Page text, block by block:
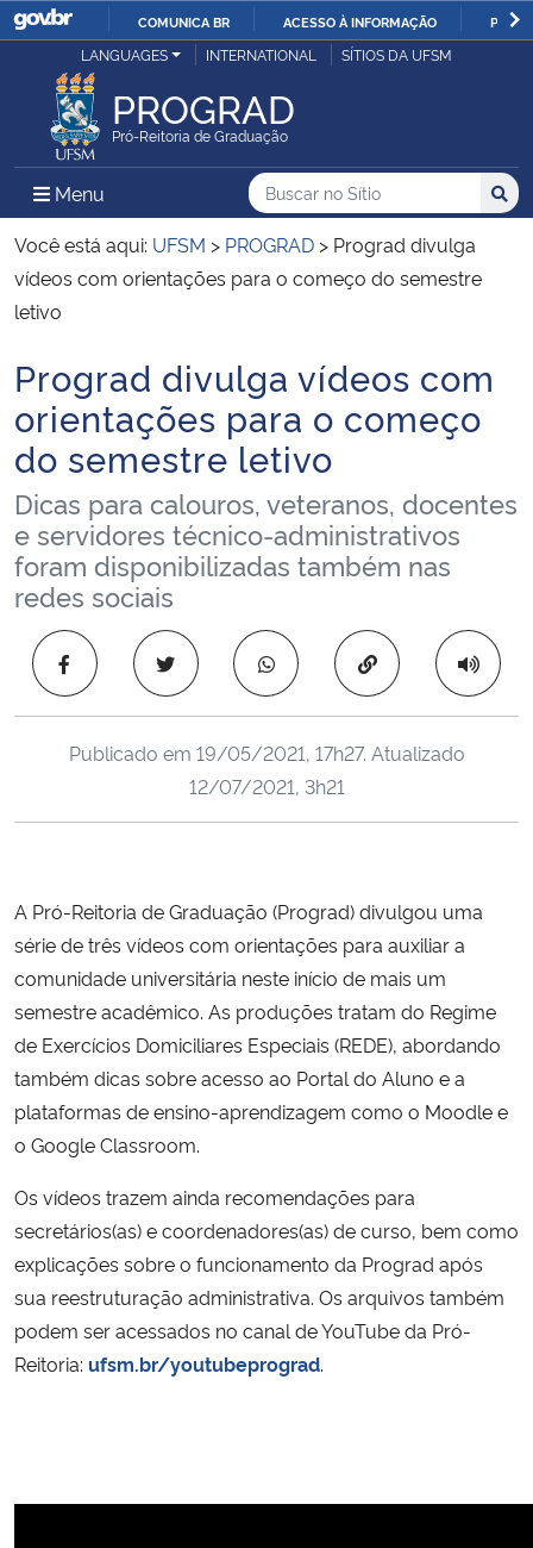
IR
O
COMUNICA BR ACESSO À INFORMAÇÃO
Ministério da Justiça e Segurança Pública
Ministério da Defesa
Ministério das Relações Exteriores
Ministério da Economia
Ministério da Infraestrutura
Ministério da Agricultura, Pecuária e Abastecimento
Ministério da Educação
Ministério da Cidadania
Ministério de Minas e Energia
Ministério da Ciência, Tecnologia, Inovações e Comunicações
Ministério da Mulher, da Família e dos Direitos Humanos
Secretaria-Geral
Advocacia-Geral da União
Banco Central do Brasil
LANGUAGES INTERNATIONAL SÍTIOS DA UFSM
PROGRAD
Pró-Reitoria de Graduação
Menu Menu Principal do Sítio
Busca
Buscar no no Sítio
Busca:
Você está aqui: UFSM > PROGRAD > Prograd divulga
vídeos com orientações para o começo do semestre
letivo
Início do conteúdo
Prograd divulga vídeos com
orientações para o começo
do semestre letivo
Dicas para calouros, veteranos, docentes
e servidores técnico-administrativos
foram disponibilizadas também nas
redes sociais
Copiar para área
Publicado em 19/05/2021, 17h27. Atualizado
12/07/2021, 3h21
A Pró-Reitoria de Graduação (Prograd) divulgou uma
série de três vídeos com orientações para auxiliar a
comunidade universitária neste início de mais um
semestre acadêmico. As produções tratam do Regime
de Exercícios Domiciliares Especiais (REDE), abordando
também dicas sobre acesso ao Portal do Aluno e a
plataformas de ensino-aprendizagem como o Moodle e
o Google Classroom.
Os vídeos trazem ainda recomendações para
secretários(as) e coordenadores(as) de curso, bem como
explicações sobre o funcionamento da Prograd após
sua reestruturação administrativa. Os arquivos também
podem ser acessados no canal de YouTube da Pró-
Reitoria: ufsm.br/youtubeprograd.